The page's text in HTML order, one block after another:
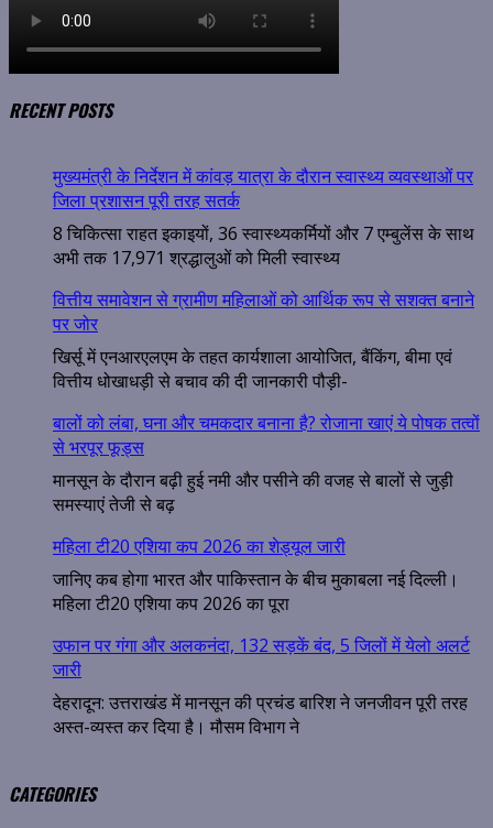
RECENT POSTS
मुख्यमंत्री के निर्देशन में कांवड़ यात्रा के दौरान स्वास्थ्य व्यवस्थाओं पर
जिला प्रशासन पूरी तरह सतर्क
8 चिकित्सा राहत इकाइयों, 36 स्वास्थ्यकर्मियों और 7 एम्बुलेंस के साथ
अभी तक 17,971 श्रद्धालुओं को मिली स्वास्थ्य
वित्तीय समावेशन से ग्रामीण महिलाओं को आर्थिक रूप से सशक्त बनाने
पर जोर
खिर्सू में एनआरएलएम के तहत कार्यशाला आयोजित, बैंकिंग, बीमा एवं
वित्तीय धोखाधड़ी से बचाव की दी जानकारी पौड़ी-
बालों को लंबा, घना और चमकदार बनाना है? रोजाना खाएं ये पोषक तत्वों
से भरपूर फूड्स
मानसून के दौरान बढ़ी हुई नमी और पसीने की वजह से बालों से जुड़ी
समस्याएं तेजी से बढ़
महिला टी20 एशिया कप 2026 का शेड्यूल जारी
जानिए कब होगा भारत और पाकिस्तान के बीच मुकाबला नई दिल्ली।
महिला टी20 एशिया कप 2026 का पूरा
उफान पर गंगा और अलकनंदा, 132 सड़कें बंद, 5 जिलों में येलो अलर्ट
जारी
देहरादून: उत्तराखंड में मानसून की प्रचंड बारिश ने जनजीवन पूरी तरह
अस्त-व्यस्त कर दिया है। मौसम विभाग ने
CATEGORIES